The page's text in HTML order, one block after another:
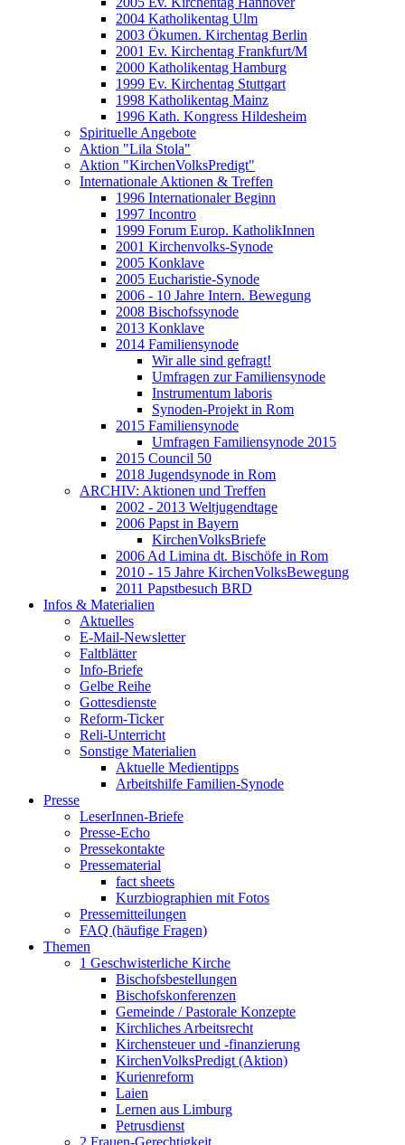
2004 Katholikentag Ulm
2003 Ökumen. Kirchentag Berlin
2001 Ev. Kirchentag Frankfurt/M
2000 Katholikentag Hamburg
1999 Ev. Kirchentag Stuttgart
1998 Katholikentag Mainz
1996 Kath. Kongress Hildesheim
Spirituelle Angebote
Aktion "Lila Stola"
Aktion "KirchenVolksPredigt"
Internationale Aktionen & Treffen
1996 Internationaler Beginn
1997 Incontro
1999 Forum Europ. KatholikInnen
2001 Kirchenvolks-Synode
2005 Konklave
2005 Eucharistie-Synode
2006 - 10 Jahre Intern. Bewegung
2008 Bischofssynode
2013 Konklave
2014 Familiensynode
Wir alle sind gefragt!
Umfragen zur Familiensynode
Instrumentum laboris
Synoden-Projekt in Rom
2015 Familiensynode
Umfragen Familiensynode 2015
2015 Council 50
2018 Jugendsynode in Rom
ARCHIV: Aktionen und Treffen
2002 - 2013 Weltjugendtage
2006 Papst in Bayern
KirchenVolksBriefe
2006 Ad Limina dt. Bischöfe in Rom
2010 - 15 Jahre KirchenVolksBewegung
2011 Papstbesuch BRD
Infos & Materialien
Aktuelles
E-Mail-Newsletter
Faltblätter
Info-Briefe
Gelbe Reihe
Gottesdienste
Reform-Ticker
Reli-Unterricht
Sonstige Materialien
Aktuelle Medientipps
Arbeitshilfe Familien-Synode
Presse
LeserInnen-Briefe
Presse-Echo
Pressekontakte
Pressematerial
fact sheets
Kurzbiographien mit Fotos
Pressemitteilungen
FAQ (häufige Fragen)
Themen
1 Geschwisterliche Kirche
Bischofsbestellungen
Bischofskonferenzen
Gemeinde / Pastorale Konzepte
Kirchliches Arbeitsrecht
Kirchensteuer und -finanzierung
KirchenVolksPredigt (Aktion)
Kurienreform
Laien
Lernen aus Limburg
Petrusdienst
2 Frauen-Gerechtigkeit